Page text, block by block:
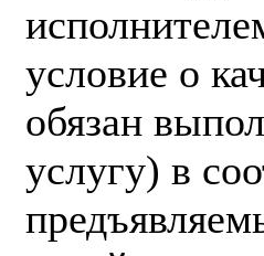
условие о
обязан
услугу) в